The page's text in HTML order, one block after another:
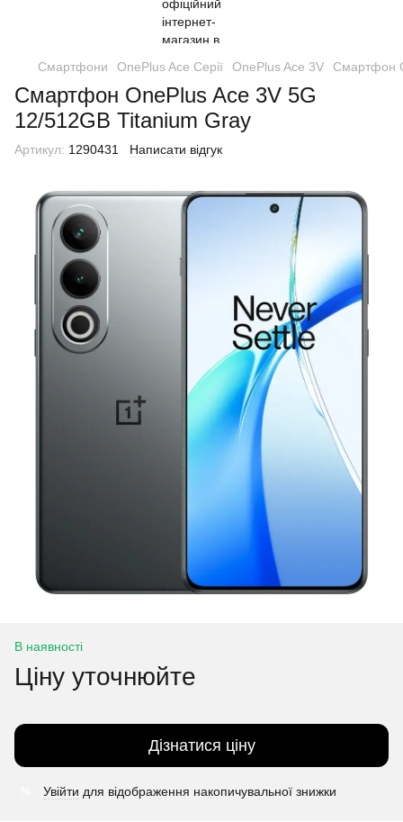
Смартфони OnePlus Ace Серії OnePlus Ace 3V Смартфон
Смартфон OnePlus Ace 3V 5G
12/512GB Titanium Gray
Артикул: 1290431 Написати відгук
В наявності
Ціну уточнюйте
Дізнатися ціну
Увійти для відображення накопичувальної знижки